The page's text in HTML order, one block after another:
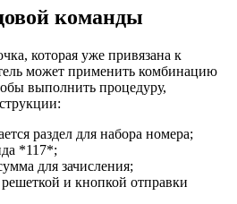
команды
которая уже привязана к
может применить комбинацию
выполнить процедуру,
раздел для набора номера;
*117*;
для зачисления;
и кнопкой отправки